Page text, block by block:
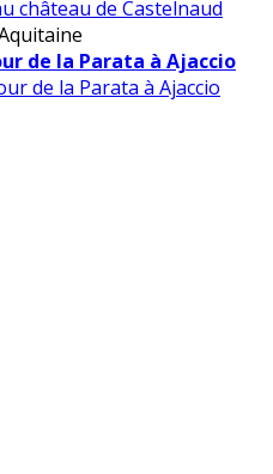
de la Parata à Ajaccio